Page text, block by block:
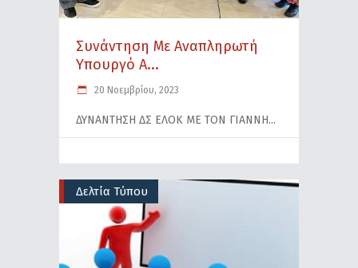
Συνάντηση Με Αναπληρωτή
Υπουργό Α...
20 Νοεμβρίου, 2023
ΔΥΝΑΝΤΗΣΗ ΔΣ ΕΛΟΚ ΜΕ ΤΟΝ ΓΙΑΝΝΗ
Δελτία Τύπου